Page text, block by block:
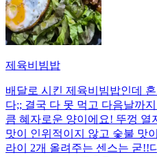
제육비빔밥
배달로 시킨 제육비빔밥인데
다;; 결국 다 못 먹고 다음날까
큼 혜자로운 양이에요! 뚜껑 열
맛이 인위적이지 않고 숯불 맛
라이 2개 올려주는 센스는 굳!!